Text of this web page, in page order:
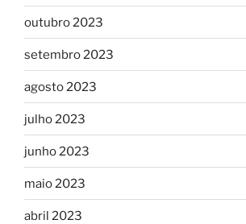
outubro 2023
setembro 2023
agosto 2023
julho 2023
junho 2023
maio 2023
abril 2023